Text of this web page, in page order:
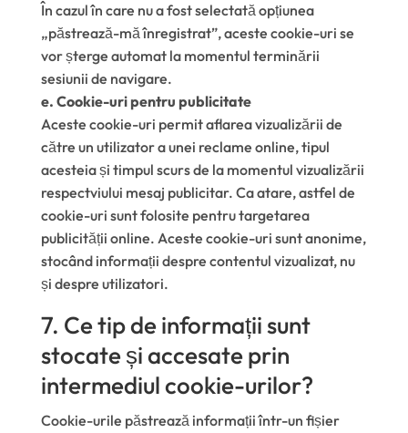
În cazul în care nu a fost selectată opțiunea
„păstrează-mă înregistrat”, aceste cookie-uri se
vor șterge automat la momentul terminării
sesiunii de navigare.
e. Cookie-uri pentru publicitate
Aceste cookie-uri permit aflarea vizualizării de
către un utilizator a unei reclame online, tipul
acesteia și timpul scurs de la momentul vizualizării
respectviului mesaj publicitar. Ca atare, astfel de
cookie-uri sunt folosite pentru targetarea
publicității online. Aceste cookie-uri sunt anonime,
stocând informații despre contentul vizualizat, nu
și despre utilizatori.
7. Ce tip de informații sunt
stocate și accesate prin
intermediul cookie-urilor?
Cookie-urile păstrează informații într-un fișier